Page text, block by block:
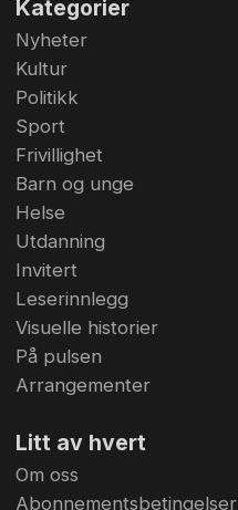
Kategorier
Nyheter
Kultur
Politikk
Sport
Frivillighet
Barn og unge
Helse
Utdanning
Invitert
Leserinnlegg
Visuelle historier
På pulsen
Arrangementer
Litt av hvert
Om oss
Abonnementsbetingelser